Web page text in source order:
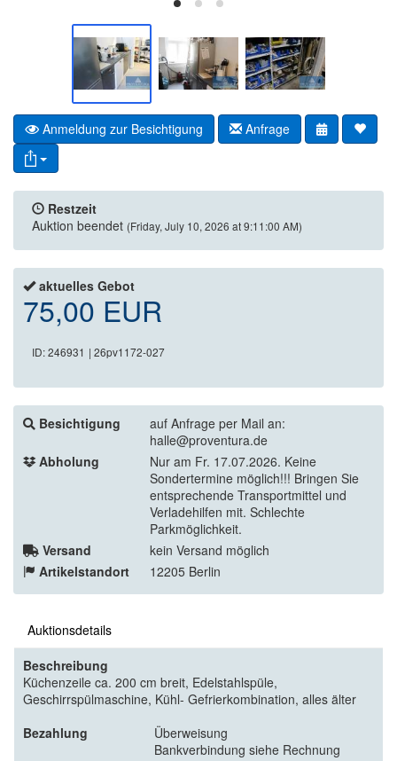
Anmeldung zur Besichtigung Anfrage
Restzeit
Auktion beendet (Friday, July 10, 2026 at 9:11:00 AM)
aktuelles Gebot
75,00 EUR
ID: 246931 | 26pv1172-027
Besichtigung
auf Anfrage per Mail an:
halle@proventura.de
Abholung
Nur am Fr. 17.07.2026. Keine
Sondertermine möglich!!! Bringen Sie
entsprechende Transportmittel und
Verladehilfen mit. Schlechte
Parkmöglichkeit.
Versand
kein Versand möglich
Artikelstandort
12205 Berlin
Auktionsdetails
Beschreibung
Küchenzeile ca. 200 cm breit, Edelstahlspüle,
Geschirrspülmaschine, Kühl- Gefrierkombination, alles älter
Bezahlung
Überweisung
Bankverbindung siehe Rechnung